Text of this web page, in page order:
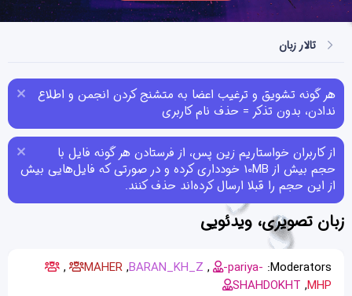
تالار زبان
هر گونه تشویق و ترغیب اعضا به متشنج کردن انجمن و اطلاع
ندادن، بدون تذکر = حذف نام کاربری
از کاربران خواستاریم زین پس، از فرستادن هر گونه فایل با
حجم بیش از 10MB خودداری کرده و در صورتی که فایل‌هایی بیش
از این حجم را قبلا ارسال کرده‌اند حذف کنند.
زبان تصویری، ویدئویی
Moderators:
-pariya-
BARAN_KH_Z
MAHER
MHP
SHAHDOKHT